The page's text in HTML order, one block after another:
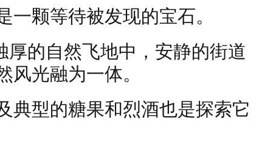
颗等待被发现的宝石。
厚的自然飞地中，安静的街道
光融为一体。
典型的糖果和烈酒也是探索它